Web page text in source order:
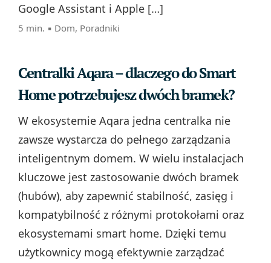
Google Assistant i Apple […]
5 min. ▪ Dom, Poradniki
Centralki Aqara – dlaczego do Smart
Home potrzebujesz dwóch bramek?
W ekosystemie Aqara jedna centralka nie
zawsze wystarcza do pełnego zarządzania
inteligentnym domem. W wielu instalacjach
kluczowe jest zastosowanie dwóch bramek
(hubów), aby zapewnić stabilność, zasięg i
kompatybilność z różnymi protokołami oraz
ekosystemami smart home. Dzięki temu
użytkownicy mogą efektywnie zarządzać